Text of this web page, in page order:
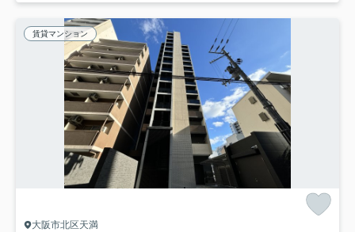
賃貸マンション
大阪市北区天満